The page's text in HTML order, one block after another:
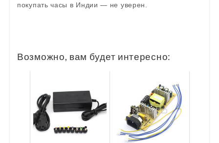
покупать часы в Индии — не уверен.
Возможно, вам будет интересно: